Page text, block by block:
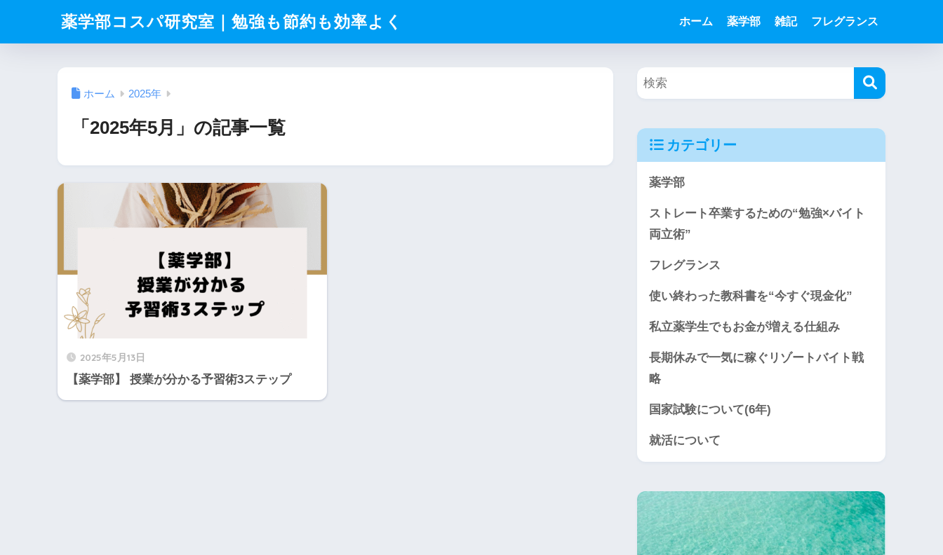
薬学部コスパ研究室｜勉強も節約も効率よく ホーム 薬学部 雑記 フレグランス
ホーム 2025年
「2025年5月」の記事一覧
2025年5月13日
【薬学部】 授業が分かる予習術3ステップ
カテゴリー
薬学部
ストレート卒業するための“勉強×バイト
両立術”
フレグランス
使い終わった教科書を“今すぐ現金化”
私立薬学生でもお金が増える仕組み
長期休みで一気に稼ぐリゾートバイト戦
略
国家試験について(6年)
就活について